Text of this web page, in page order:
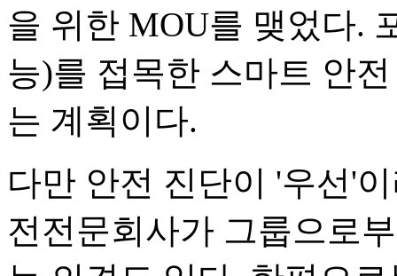
을 위한 MOU를 맺었다.
능)를 접목한 스마트 안
는 계획이다.
다만 안전 진단이 '우선'
전전문회사가 그룹으로